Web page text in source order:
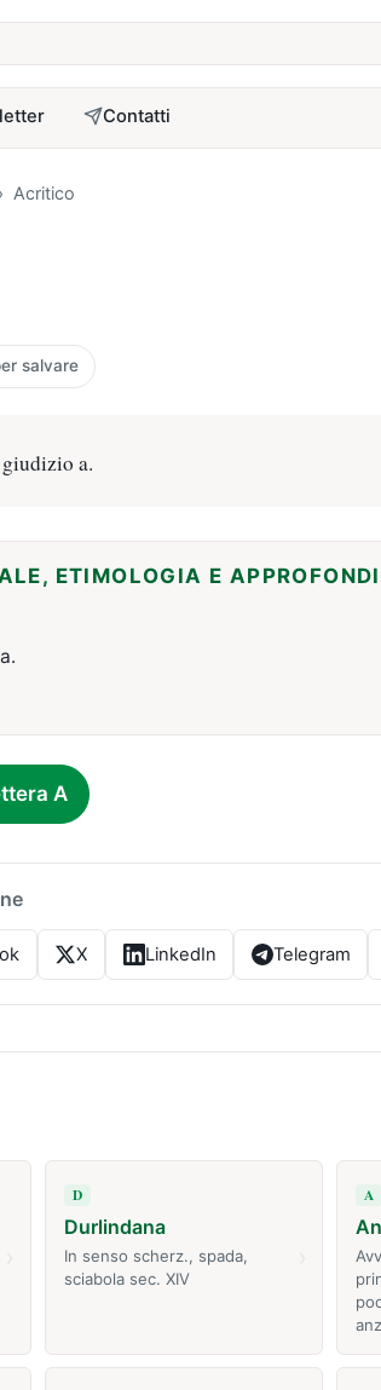
Contatti
Acritico
salvare
a.
ETIMOLOGIA E
A
X LinkedIn Telegram
D
Durlindana
In senso scherz., spada,
sciabola sec. XIV
A